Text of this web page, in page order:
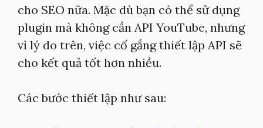
cho SEO nữa. Mặc dù bạn có thể sử dụng
plugin mà không cần API YouTube, nhưng
vì lý do trên, việc cố gắng thiết lập API sẽ
cho kết quả tốt hơn nhiều.
Các bước thiết lập như sau: